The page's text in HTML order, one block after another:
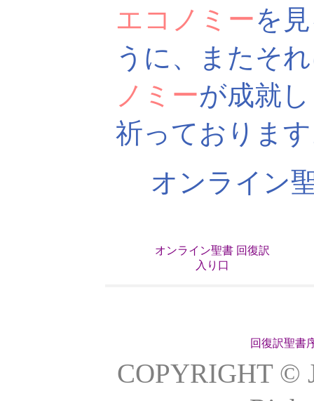
エコノミーを
うに、またそ
ノミーが成就
祈っておりま
オンライン
オンライン聖書 回復訳
入り口
回復訳聖書
COPYRIGHT ©